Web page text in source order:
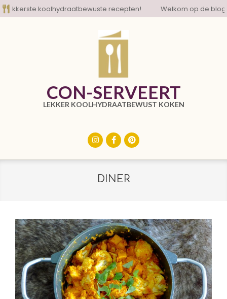
Skip
to
recepten! Welkom op de blog met de
CON-SERVEERT
LEKKER KOOLHYDRAATBEWUST KOKEN
DINER